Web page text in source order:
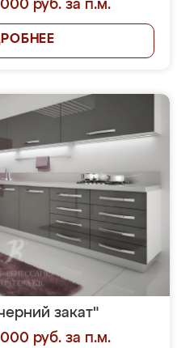
руб. за п.м.
закат"
руб. за п.м.